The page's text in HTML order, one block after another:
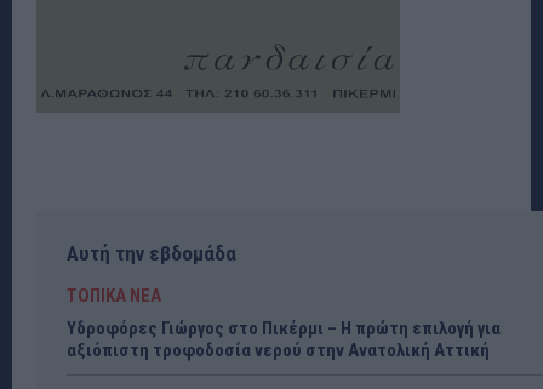
Αυτή την εβδομάδα
ΤΟΠΙΚΑ ΝΕΑ
Υδροφόρες Γιώργος στο Πικέρμι – Η πρώτη επιλογή για
αξιόπιστη τροφοδοσία νερού στην Ανατολική Αττική